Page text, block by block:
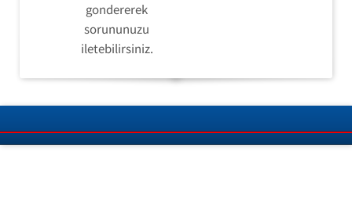
gondererek
sorununuzu
iletebilirsiniz.